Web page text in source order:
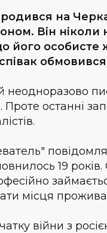
на
Він ніколи
його особисте
співак
неодноразово
останні
19
місця
війни з